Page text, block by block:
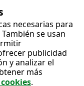
necesarias para
se usan
publicidad
y analizar el
más
.